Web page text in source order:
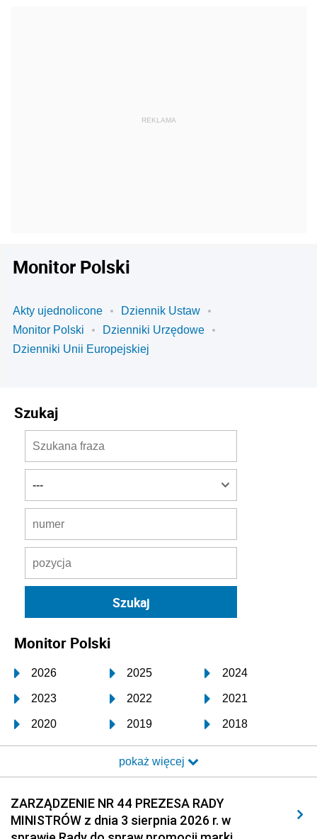
Monitor Polski
Akty ujednolicone
Dziennik Ustaw
Monitor Polski
Dzienniki Urzędowe
Dzienniki Unii Europejskiej
Szukaj
Monitor Polski
2026 2025 2024
2023 2022 2021
2020 2019 2018
2017 2016 2015
2014 2013 2012
2011 2010 2009
2008 2007 2006
pokaż więcej
ZARZĄDZENIE NR 44 PREZESA RADY
MINISTRÓW z dnia 3 sierpnia 2026 r. w